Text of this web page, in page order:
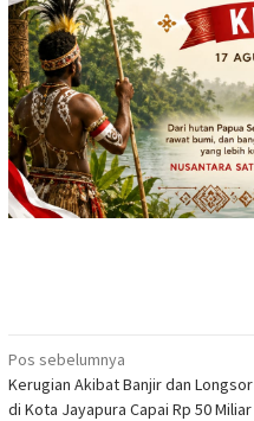
Navigasi
pos
Pos sebelumnya
Kerugian Akibat Banjir dan Longsor
di Kota Jayapura Capai Rp 50 Miliar